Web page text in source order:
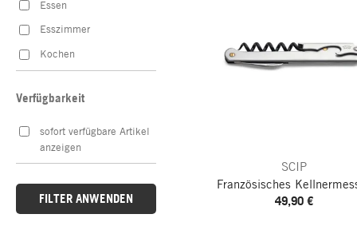
Essen
Esszimmer
Kochen
Verfügbarkeit
sofort verfügbare Artikel
anzeigen
FILTER ANWENDEN
SCIP
Französisches
49,90 €